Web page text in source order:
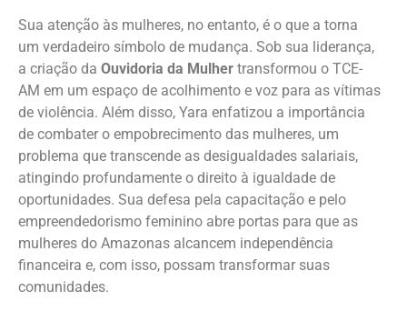
Sua atenção às mulheres, no entanto, é o que a torna
um verdadeiro símbolo de mudança. Sob sua liderança,
a criação da Ouvidoria da Mulher transformou o TCE-
AM em um espaço de acolhimento e voz para as vítimas
de violência. Além disso, Yara enfatizou a importância
de combater o empobrecimento das mulheres, um
problema que transcende as desigualdades salariais,
atingindo profundamente o direito à igualdade de
oportunidades. Sua defesa pela capacitação e pelo
empreendedorismo feminino abre portas para que as
mulheres do Amazonas alcancem independência
financeira e, com isso, possam transformar suas
comunidades.